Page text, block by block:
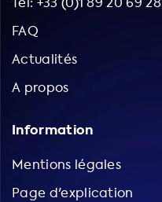
FAQ
Actualités
A propos
Information
Mentions légales
Page d'explication